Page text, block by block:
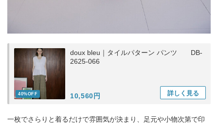
40%OFF
doux bleu｜タイルパターン パンツ DB-
2625-066
10,560円 詳しく 見る
一枚でさらりと着るだけで雰囲気が決まり、足元や小物次第で印